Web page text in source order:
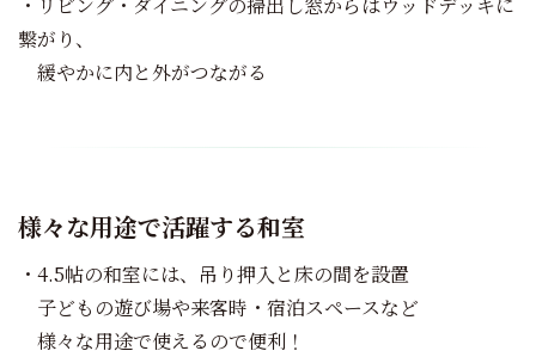
・リビング・ダイニングの掃出し窓からはウッドデッキに
繋がり、
緩やかに内と外がつながる
様々な用途で活躍する和室
・4.5帖の和室には、吊り押入と床の間を設置
子どもの遊び場や来客時・宿泊スペースなど
様々な用途で使えるので便利！